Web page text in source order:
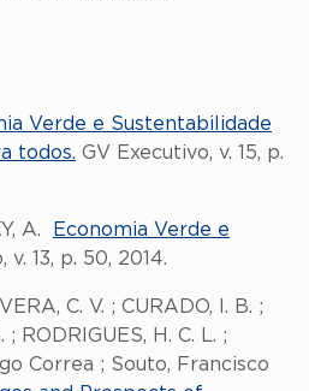
Verde e Sustentabilidade
todos. GV Executivo, v. 15, p.
A.
Economia Verde e
v. 13, p. 50, 2014.
C. V. ; CURADO, I. B. ;
RODRIGUES, H. C. L. ;
Correa ; Souto, Francisco